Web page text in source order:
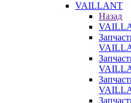
VAILLANT
Назад